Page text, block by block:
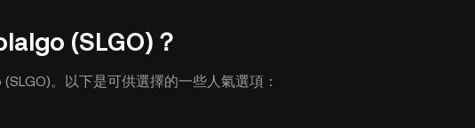
(SLGO)？
。以下是可供選擇的一些人氣選項：